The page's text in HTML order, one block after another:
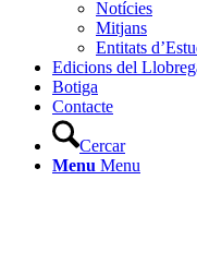
Notícies
Mitjans
Entitats
Edicions del
Botiga
Contacte
Cercar
Menu Menu